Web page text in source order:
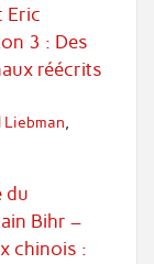
Eric
3 : Des
réécrits
Liebman,
du
Bihr –
chinois :